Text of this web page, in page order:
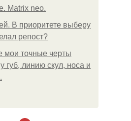
Matrix neo.
В приоритете выберу
репост?
мои точные черты
губ, линию скул, носа и